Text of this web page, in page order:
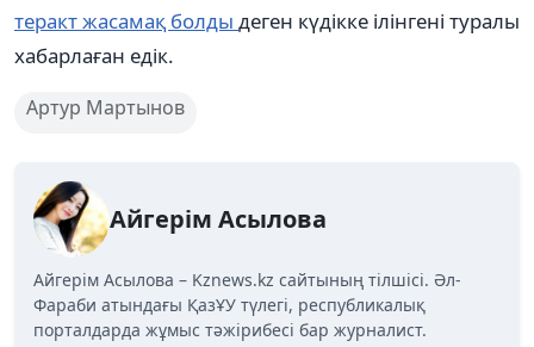
теракт жасамақ болды деген күдікке ілінгені туралы
хабарлаған едік.
Артур Мартынов
Айгерім Асылова
Айгерім Асылова – Kznews.kz сайтының тілшісі. Әл-
Фараби атындағы ҚазҰУ түлегі, республикалық
порталдарда жұмыс тәжірибесі бар журналист.